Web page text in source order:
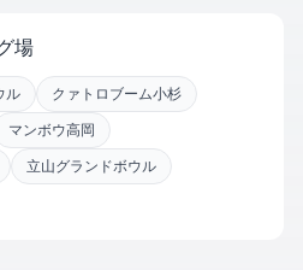
場
ル
クァトロブーム小杉
マンボウ高岡
立山グランドボウル